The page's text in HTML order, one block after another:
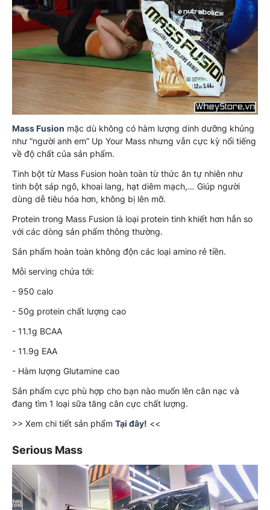
Mass Fusion mặc dù không có hàm lượng dinh dưỡng khủng
như “người anh em” Up Your Mass nhưng vẫn cực kỳ nổi tiếng
về độ chất của sản phẩm.
Tinh bột từ Mass Fusion hoàn toàn từ thức ăn tự nhiên như
tinh bột sáp ngô, khoai lang, hạt diêm mạch,… Giúp người
dùng dễ tiêu hóa hơn, không bị lên mỡ.
Protein trong Mass Fusion là loại protein tinh khiết hơn hẳn so
với các dòng sản phẩm thông thường.
Sản phẩm hoàn toàn không độn các loại amino rẻ tiền.
Mỗi serving chứa tới:
- 950 calo
- 50g protein chất lượng cao
- 11.1g BCAA
- 11.9g EAA
- Hàm lượng Glutamine cao
Sản phẩm cực phù hợp cho bạn nào muốn lên cân nạc và
đang tìm 1 loại sữa tăng cân cực chất lượng.
>> Xem chi tiết sản phẩm Tại đây! <<
Serious Mass